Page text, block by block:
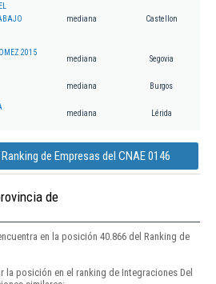
mediana Castellon
2015
mediana Segovia
mediana Burgos
mediana Lérida
de Empresas del CNAE 0146
de
en la posición 40.866 del Ranking de
posición en el ranking de Integraciones Del